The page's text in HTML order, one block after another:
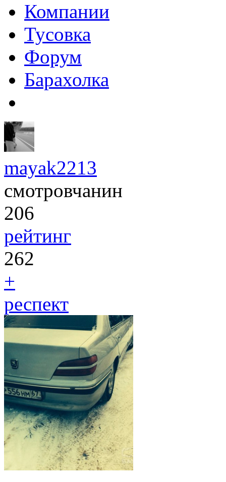
Компании
Тусовка
Форум
Барахолка
mayak2213
смотровчанин
206
рейтинг
262
+
респект